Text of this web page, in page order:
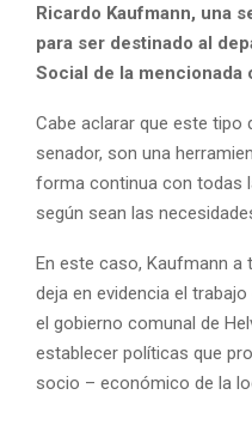
Ricardo Kaufmann, una
para ser destinado al
Social de la mencionada
Cabe aclarar que este tipo
senador, son una
forma continua con todas
según sean las
En este caso, Kaufmann
deja en evidencia el
el gobierno comunal de
establecer políticas que
socio – económico de la